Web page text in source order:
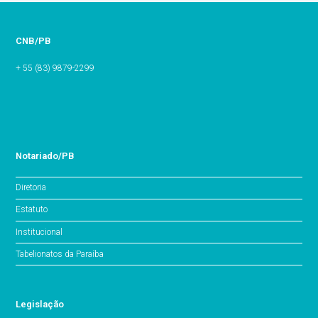
CNB/PB
+ 55 (83) 9879-2299
Notariado/PB
Diretoria
Estatuto
Institucional
Tabelionatos da Paraíba
Legislação